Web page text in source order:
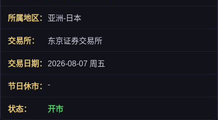
亚洲-日本
东京证券交易所
2026-08-07 周五
-
开市